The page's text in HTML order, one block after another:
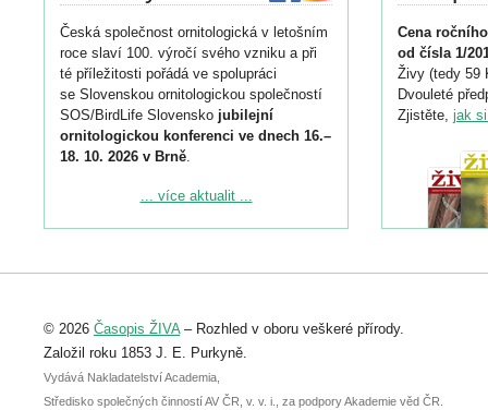
Česká společnost ornitologická v letošním
roce slaví 100. výročí svého vzniku a při
té příležitosti pořádá ve spolupráci
se Slovenskou ornitologickou společností
SOS/BirdLife Slovensko jubilejní
ornitologickou konferenci ve dnech 16.–
18. 10. 2026 v Brně.
Podrobnější informace ke konferenci
Registrovat se můžete do 6. září.
abstraktu přihlášené přednášky nebo
posteru je už 30. června.
... více aktualit ...
Cena
od čísla 1/
Živy (tedy 59
Dvouleté
Zjistěte, jak
© 2026 Časopis ŽIVA– Rozhled v oboru veškeré přírody.
Založil roku 1853 J. E. Purkyně.
Vydává Nakladatelství Academia,
Středisko společných činností AV ČR, v. v. i., za podpory Akademie věd ČR.